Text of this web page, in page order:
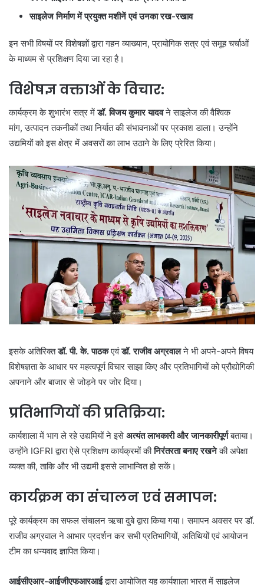
साइलेज निर्माण में प्रयुक्त मशीनें एवं उनका रख-रखाव
इन सभी विषयों पर विशेषज्ञों द्वारा गहन व्याख्यान, प्रायोगिक सत्र एवं समूह चर्चाओं
के माध्यम से प्रशिक्षण दिया जा रहा है।
विशेषज्ञ वक्ताओं के विचार:
कार्यक्रम के शुभारंभ सत्र मेंडॉ. विजय कुमार यादवने साइलेज की वैश्विक
मांग, उत्पादन तकनीकों तथा निर्यात की संभावनाओं पर प्रकाश डाला। उन्होंने
उद्यमियों को इस क्षेत्र में अवसरों का लाभ उठाने के लिए प्रेरित किया।
इसके अतिरिक्तडॉ. पी. के. पाठकएवंडॉ. राजीव अग्रवालने भी अपने-अपने विषय
विशेषज्ञता के आधार पर महत्वपूर्ण विचार साझा किए और प्रतिभागियों को प्रौद्योगिकी
अपनाने और बाजार से जोड़ने पर जोर दिया।
प्रतिभागियों की प्रतिक्रिया:
कार्यशाला में भाग ले रहे उद्यमियों ने इसेअत्यंत लाभकारी और जानकारीपूर्णबताया।
उन्होंने IGFRI द्वारा ऐसे प्रशिक्षण कार्यक्रमों कीनिरंतरता बनाए रखनेकी अपेक्षा
व्यक्त की, ताकि और भी उद्यमी इससे लाभान्वित हो सकें।
कार्यक्रम का संचालन एवं समापन:
पूरे कार्यक्रम का सफल संचालन ऋचा दुबे द्वारा किया गया। समापन अवसर पर डॉ.
राजीव अग्रवाल ने आभार प्रदर्शन कर सभी प्रतिभागियों, अतिथियों एवं आयोजन
टीम का धन्यवाद ज्ञापित किया।
आईसीएआर-आईजीएफआरआईद्वारा आयोजित यह कार्यशाला भारत में साइलेज